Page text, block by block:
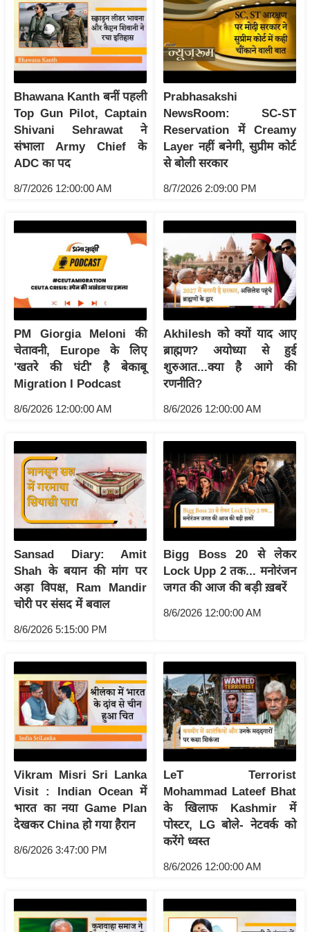
र्य
ट
न
स्थ
ल
फि
ट
ने
स
त्रा
ले
प
रा
ज
नी
ति
वि
ष
ण
सा
म
यि
क
मा
तृ
भू
स्तं
भ
ए
म
.
आ
र
.
आ
ई
.
र
Bhawana Kanth बनीं पहली
Top Gun Pilot, Captain
Shivani Sehrawat ने
संभाला Army Chief के
ADC का पद
8/7/2026 12:00:00 AM
Prabhasakshi
NewsRoom: SC-ST
Reservation में Creamy
Layer नहीं बनेगी, सुप्रीम कोर्ट
से बोली सरकार
8/7/2026 2:09:00 PM
PM Giorgia Meloni की
चेतावनी, Europe के लिए
'खतरे की घंटी' है बेकाबू
Migration I Podcast
8/6/2026 12:00:00 AM
Akhilesh को क्यों याद आए
ब्राह्मण? अयोध्या से हुई
शुरुआत...क्या है आगे की
रणनीति?
8/6/2026 12:00:00 AM
Sansad Diary: Amit
Shah के बयान की मांग पर
अड़ा विपक्ष, Ram Mandir
चोरी पर संसद में बवाल
8/6/2026 5:15:00 PM
Bigg Boss 20 से लेकर
Lock Upp 2 तक... मनोरंजन
जगत की आज की बड़ी ख़बरें
8/6/2026 12:00:00 AM
Vikram Misri Sri Lanka
Visit : Indian Ocean में
भारत का नया Game Plan
देखकर China हो गया हैरान
8/6/2026 3:47:00 PM
LeT Terrorist
Mohammad Lateef Bhat
के खिलाफ Kashmir में
पोस्टर, LG बोले- नेटवर्क को
करेंगे ध्वस्त
8/6/2026 12:00:00 AM